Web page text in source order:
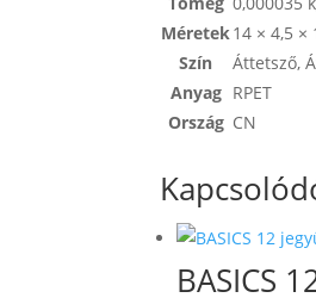
Méretek14 × 4,5 ×
Szín
Áttetsző,
Anyag RPET
Ország CN
BASICS